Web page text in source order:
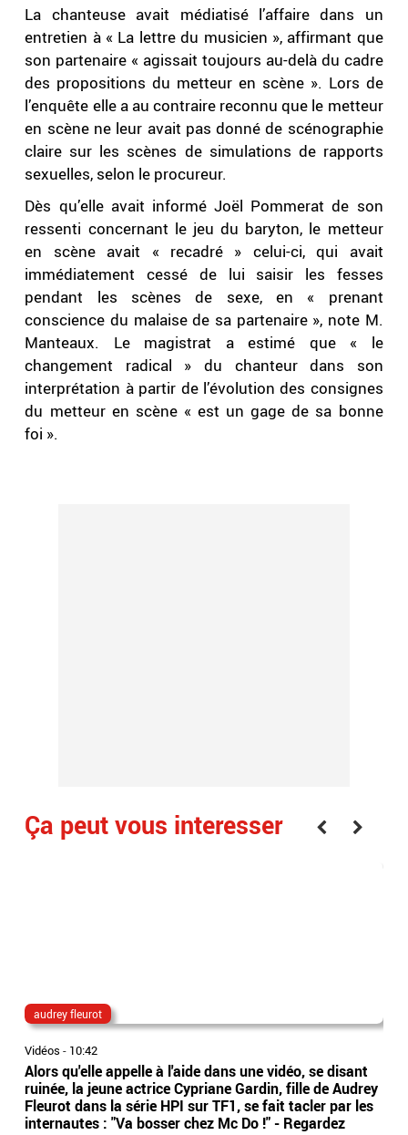
La chanteuse avait médiatisé l’affaire dans un
entretien à « La lettre du musicien », affirmant que
son partenaire « agissait toujours au-delà du cadre
des propositions du metteur en scène ». Lors de
l’enquête elle a au contraire reconnu que le metteur
en scène ne leur avait pas donné de scénographie
claire sur les scènes de simulations de rapports
sexuelles, selon le procureur.
Dès qu’elle avait informé Joël Pommerat de son
ressenti concernant le jeu du baryton, le metteur
en scène avait « recadré » celui-ci, qui avait
immédiatement cessé de lui saisir les fesses
pendant les scènes de sexe, en « prenant
conscience du malaise de sa partenaire », note M.
Manteaux. Le magistrat a estimé que « le
changement radical » du chanteur dans son
interprétation à partir de l’évolution des consignes
du metteur en scène « est un gage de sa bonne
foi ».
Ça peut vous interesser
audrey fleurot
Vidéos - 10:42
Alors qu'elle appelle à l'aide dans une vidéo, se disant
ruinée, la jeune actrice Cypriane Gardin, fille de Audrey
Fleurot dans la série HPI sur TF1, se fait tacler par les
internautes : "Va bosser chez Mc Do !" - Regardez